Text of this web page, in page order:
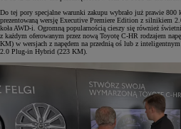
Do tej pory specjalne warunki zakupu wybrało już prawie
prezentowaną wersję Executive Premiere Edition z silnikiem
koła AWD-i. Ogromną popularnością cieszy się również
z każdym oferowanym przez nową Toyotę C-HR rodzajem
KM) w wersjach z napędem na przednią oś lub z inteligentnym
2.0 Plug-in Hybrid (223 KM).